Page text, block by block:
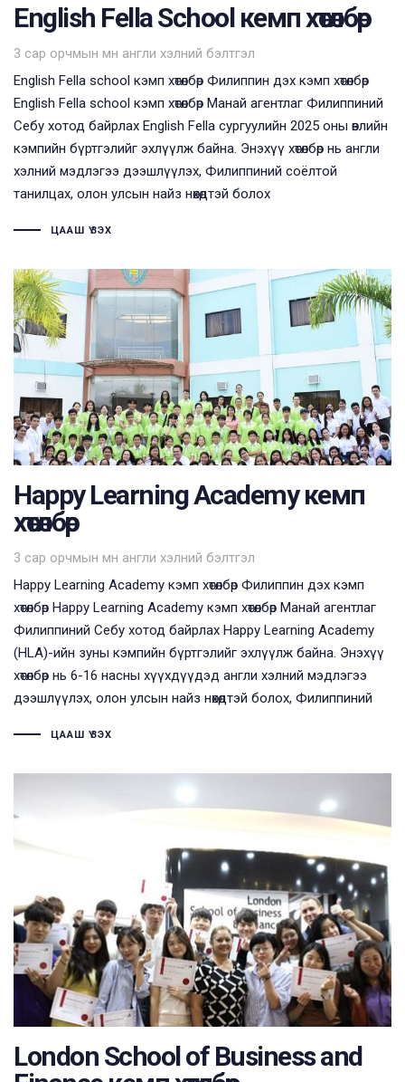
English Fella School кемп хөтөлбөр
3 сар орчмын өмнө
Tags
англи хэлний бэлтгэл
English Fella school кэмп хөтөлбөр Филиппин дэх кэмп хөтөлбөр
English Fella school кэмп хөтөлбөр Манай агентлаг Филиппиний
Себу хотод байрлах English Fella сургуулийн 2025 оны өвлийн
кэмпийн бүртгэлийг эхлүүлж байна. Энэхүү хөтөлбөр нь англи
хэлний мэдлэгээ дээшлүүлэх, Филиппиний соёлтой
танилцах, олон улсын найз нөхөдтэй болох
ЦААШ ҮЗЭХ
Happy Learning Academy кемп
хөтөлбөр
3 сар орчмын өмнө
Tags
англи хэлний бэлтгэл
Happy Learning Academy кэмп хөтөлбөр Филиппин дэх кэмп
хөтөлбөр Happy Learning Academy кэмп хөтөлбөр Манай агентлаг
Филиппиний Себу хотод байрлах Happy Learning Academy
(HLA)-ийн зуны кэмпийн бүртгэлийг эхлүүлж байна. Энэхүү
хөтөлбөр нь 6-16 насны хүүхдүүдэд англи хэлний мэдлэгээ
дээшлүүлэх, олон улсын найз нөхөдтэй болох, Филиппиний
ЦААШ ҮЗЭХ
London School of Business and